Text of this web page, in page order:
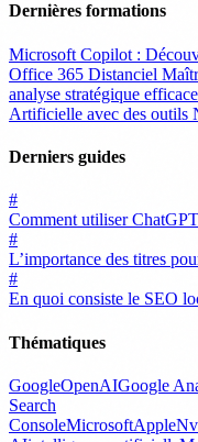
Dernières formations
Microsoft Copilot :
Office 365 Distanciel
analyse stratégique efficace
Artificielle avec des outils
Derniers guides
#
Comment utiliser
#
L’importance des titres
#
En quoi consiste le SEO
Thématiques
GoogleOpenAIGoogle
Search
ConsoleMicrosoftApple